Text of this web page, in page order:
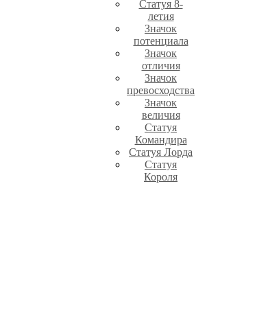
Статуя 8-
летия
Значок
потенциала
Значок
отличия
Значок
превосходства
Значок
величия
Статуя
Командира
Статуя Лорда
Статуя
Короля